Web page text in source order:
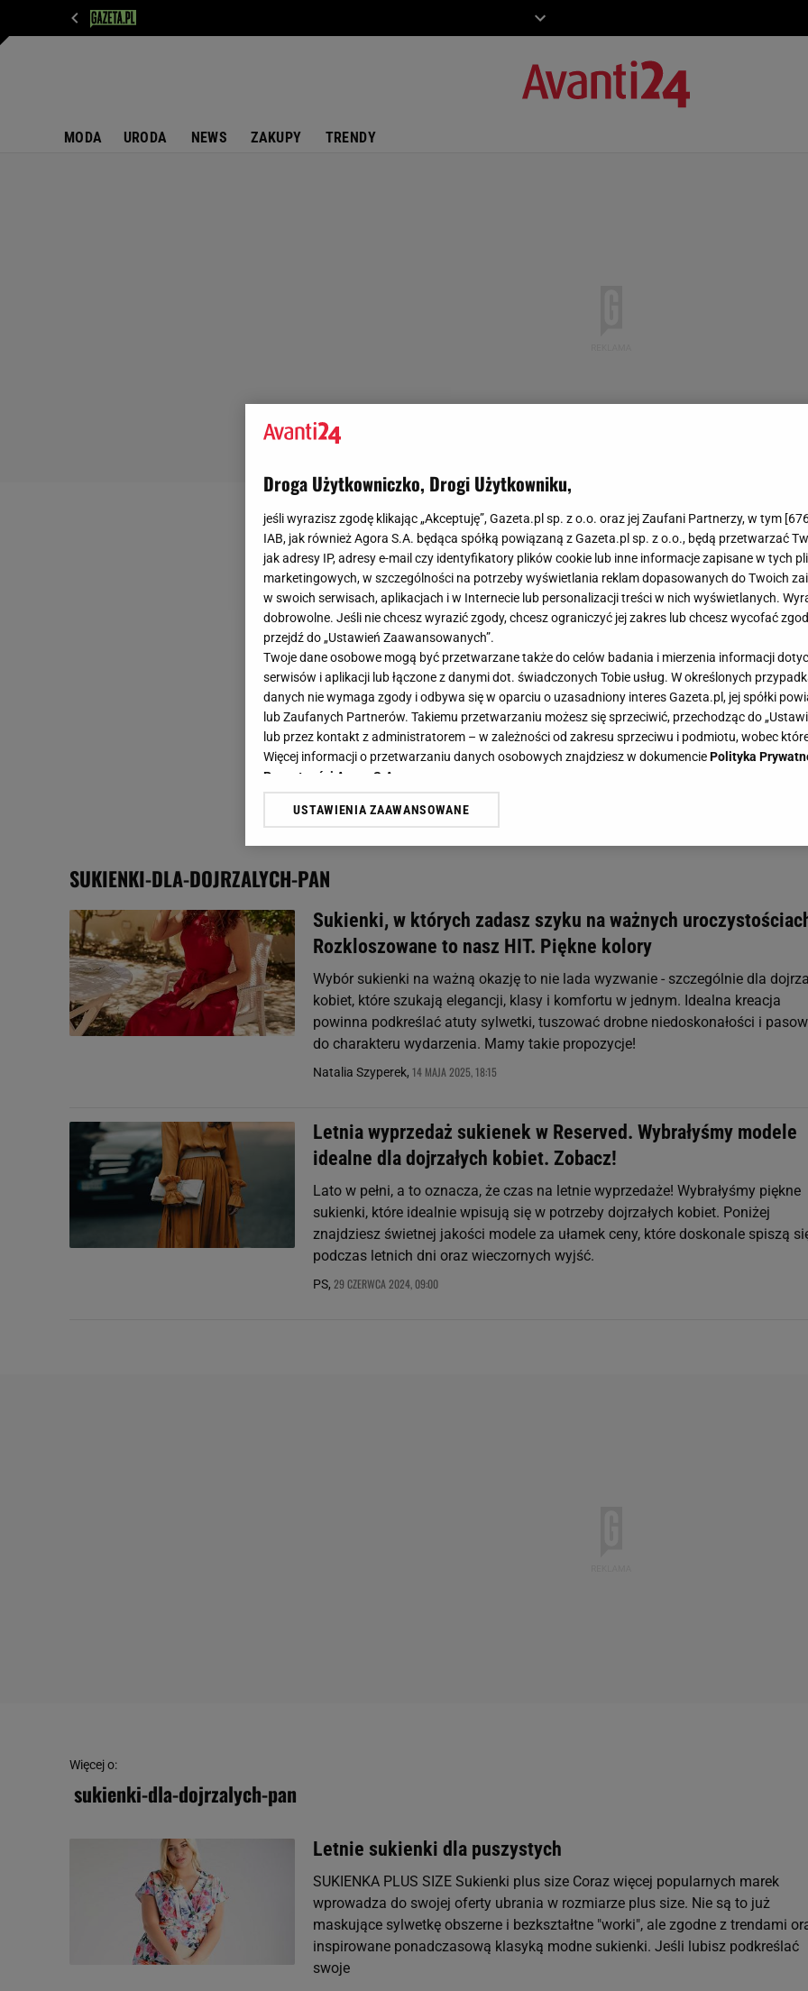
MODA URODA NEWS ZAKUPY TRENDY
SUKIENKI-DLA-DOJRZALYCH-PAN
Sukienki, w których zadasz szyku na ważnych
Rozkloszowane to nasz HIT. Piękne kolory
Wybór sukienki na ważną okazję to nie lada wyzwanie - szczególnie dla
kobiet, które szukają elegancji, klasy i komfortu w jednym. Idealna kreacja
powinna podkreślać atuty sylwetki, tuszować drobne niedoskonałości i
do charakteru wydarzenia. Mamy takie propozycje!
Natalia Szyperek, 14 MAJA 2025, 18:15
Letnia wyprzedaż sukienek w Reserved. Wybrałyśmy modele
idealne dla dojrzałych kobiet. Zobacz!
Lato w pełni, a to oznacza, że czas na letnie wyprzedaże! Wybrałyśmy piękne
sukienki, które idealnie wpisują się w potrzeby dojrzałych kobiet. Poniżej
znajdziesz świetnej jakości modele za ułamek ceny, które doskonale spiszą
podczas letnich dni oraz wieczornych wyjść.
PS, 29 CZERWCA 2024, 09:00
Więcej o:
sukienki-dla-dojrzalych-pan
Letnie sukienki dla puszystych
SUKIENKA PLUS SIZE Sukienki plus size Coraz więcej popularnych marek
wprowadza do swojej oferty ubrania w rozmiarze plus size. Nie są to już
maskujące sylwetkę obszerne i bezkształtne "worki", ale zgodne z trendami
inspirowane ponadczasową klasyką modne sukienki. Jeśli lubisz podkreślać
swoje
Droga Użytkowniczko, Drogi Użytkowniku,
jeśli wyrazisz zgodę klikając „Akceptuję”, Gazeta.pl sp. z o.o. oraz jej Zaufani Partnerzy, w tym [
IAB, jak również Agora S.A. będąca spółką powiązaną z Gazeta.pl sp. z o.o., będą przetwarzać
jak adresy IP, adresy e-mail czy identyfikatory plików cookie lub inne informacje zapisane w tych
marketingowych, w szczególności na potrzeby wyświetlania reklam dopasowanych do Twoich
w swoich serwisach, aplikacjach i w Internecie lub personalizacji treści w nich wyświetlanych.
dobrowolne. Jeśli nie chcesz wyrazić zgody, chcesz ograniczyć jej zakres lub chcesz wycofać
przejdź do „Ustawień Zaawansowanych”.
Twoje dane osobowe mogą być przetwarzane także do celów badania i mierzenia informacji
serwisów i aplikacji lub łączone z danymi dot. świadczonych Tobie usług. W określonych
danych nie wymaga zgody i odbywa się w oparciu o uzasadniony interes Gazeta.pl, jej spółki
lub Zaufanych Partnerów. Takiemu przetwarzaniu możesz się sprzeciwić, przechodząc do
lub przez kontakt z administratorem – w zależności od zakresu sprzeciwu i podmiotu, wobec
Więcej informacji o przetwarzaniu danych osobowych znajdziesz w dokumenciePolityka
Prywatności Agora S.A.
Klikając „Akceptuję” wyrażasz też zgodę na zainstalowanie i przechowywanie plików cookie
odnośnik „Ustawienia prywatności ” w stopce serwisu i przechodząc do „Ustawień
My, nasi Zaufani Partnerzy i Agora S.A. możemy przetwarzać dane osobowe w następujących
Użycie dokładnych danych geolokalizacyjnych. Aktywne skanowanie charakterystyki urządzenia
Przechowywanie informacji na urządzeniu lub dostęp do nich. Spersonalizowane reklamy i treści,
badnie odbiorców i ulepszanie usług.
Lista Zaufanych Partnerów
USTAWIENIA ZAAWANSOWANE